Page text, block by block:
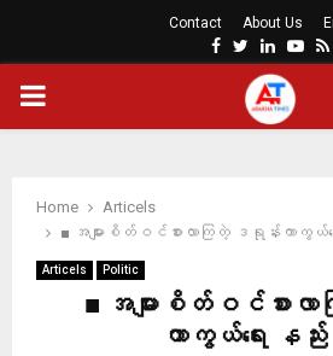
Contact About Us
Facebook
Twitter
Linkedin
PRIMARY
Home
Articels
■ အများစိတ်ဝင်စားလာကြတဲ့ ဒရုန်းကာကွယ်
Articels Politic
■ အများစိတ်ဝင်စားလ
ကာကွယ်ရေး နည်